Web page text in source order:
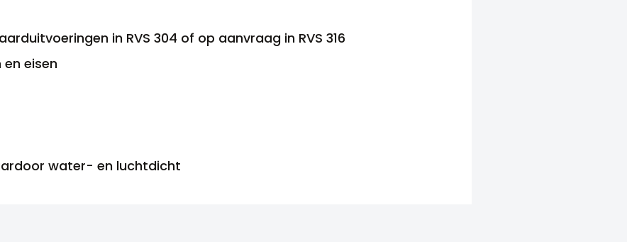
in RVS 304 of op aanvraag in RVS 316
eisen
water- en luchtdicht